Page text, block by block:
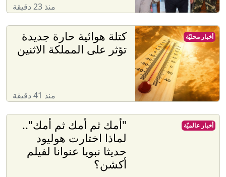
منذ 23 دقيقة
كتلة هوائية حارة جديدة
تؤثر على المملكة الاثنين
منذ 41 دقيقة
أخبار محليّة
"أمك ثم أمك ثم أمك"..
لماذا اختارت هوليود
حديثا نبويا عنوانا لفيلم
أكشن؟
أخبار عالميّة